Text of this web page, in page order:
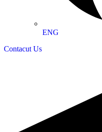
ENG
Contacut Us